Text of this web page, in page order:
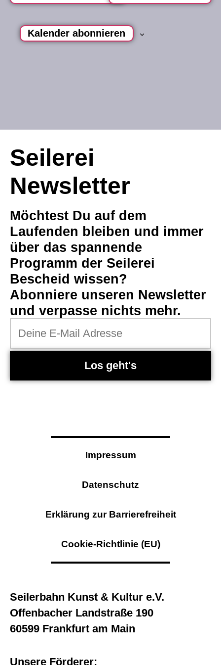
Kalender abonnieren
Seilerei
Newsletter
Möchtest Du auf dem
Laufenden bleiben und immer
über das spannende
Programm der Seilerei
Bescheid wissen?
Abonniere unseren Newsletter
und verpasse nichts mehr.
Los geht's
Impressum
Datenschutz
Erklärung zur Barrierefreiheit
Cookie-Richtlinie (EU)
Seilerbahn Kunst & Kultur e.V.
Offenbacher Landstraße 190
60599 Frankfurt am Main
Unsere Förderer: